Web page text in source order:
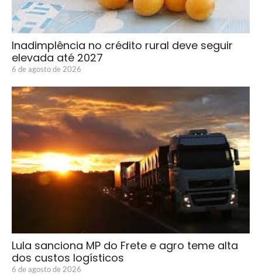
Inadimplência no crédito rural deve seguir
elevada até 2027
6 de agosto de 2026
Lula sanciona MP do Frete e agro teme alta
dos custos logísticos
6 de agosto de 2026